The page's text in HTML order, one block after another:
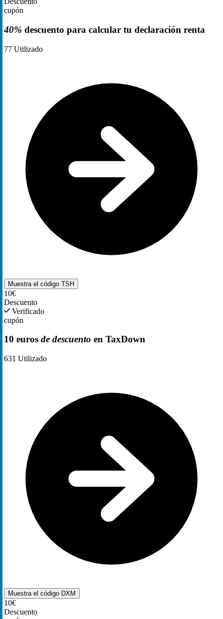
cupón
40% descuento para calcular tu declaración renta
77 Utilizado
Muestra el código TSH
10€
Descuento
Verificado
cupón
10 euros de descuento en TaxDown
631 Utilizado
Muestra el código DXM
10€
Descuento